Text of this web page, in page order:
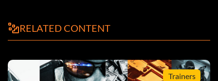
RELATED CONTENT
Trainers